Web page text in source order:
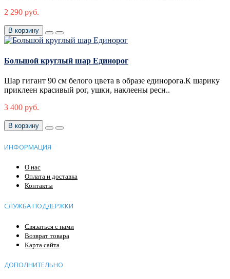
2 290 руб.
В корзину
Большой круглый шар Единорог
Шар гигант 90 см белого цвета в образе единорога.К шарику
приклеен красивый рог, ушки, наклеены ресн..
3 400 руб.
В корзину
ИНФОРМАЦИЯ
О нас
Оплата и доставка
Контакты
СЛУЖБА ПОДДЕРЖКИ
Связаться с нами
Возврат товара
Карта сайта
ДОПОЛНИТЕЛЬНО